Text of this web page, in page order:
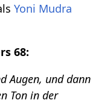
Yoni Mudra
68:
Augen, und dann
Ton in der